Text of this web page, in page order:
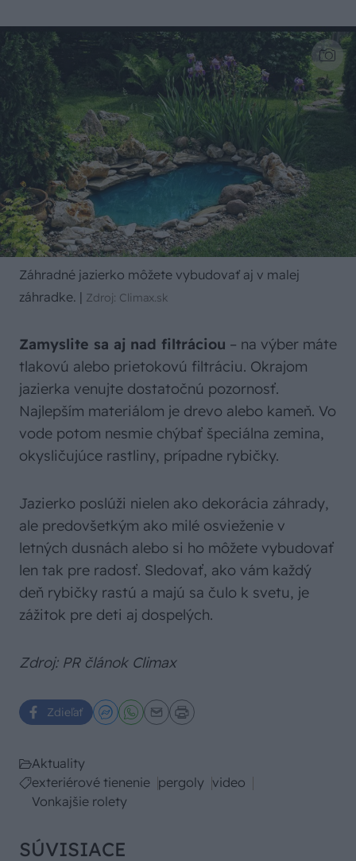
Záhradné jazierko môžete vybudovať aj v malej
záhradke. | Zdroj: Climax.sk
Zamyslite sa aj nad filtráciou – na výber máte
tlakovú alebo prietokovú filtráciu. Okrajom
jazierka venujte dostatočnú pozornosť.
Najlepším materiálom je drevo alebo kameň. Vo
vode potom nesmie chýbať špeciálna zemina,
okysličujúce rastliny, prípadne rybičky.
Jazierko poslúži nielen ako dekorácia záhrady,
ale predovšetkým ako milé osvieženie v
letných dusnách alebo si ho môžete vybudovať
len tak pre radosť. Sledovať, ako vám každý
deň rybičky rastú a majú sa čulo k svetu, je
zážitok pre deti aj dospelých.
Zdroj: PR článok Climax
Zdieľať
Aktuality
exteriérové tienenie pergoly video
Vonkajšie rolety
SÚVISIACE